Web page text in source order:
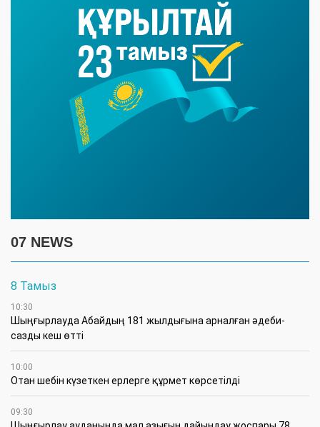
07 NEWS
8 Тамыз
10:30
Шыңғырлауда Абайдың 181 жылдығына арналған әдеби-
сазды кеш өтті
10:00
Отан шебін күзеткен ерлерге құрмет көрсетілді
09:30